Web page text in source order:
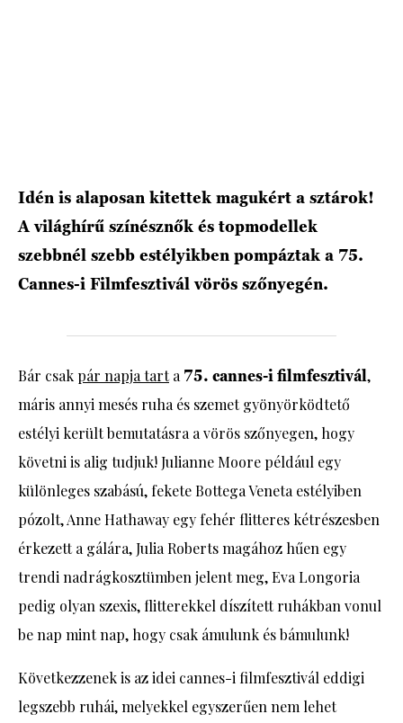
Idén is alaposan kitettek magukért a sztárok!
A világhírű színésznők és topmodellek
szebbnél szebb estélyikben pompáztak a 75.
Cannes-i Filmfesztivál vörös szőnyegén.
Bár csak pár napja tarta 75. cannes-i filmfesztivál,
máris annyi mesés ruha és szemet gyönyörködtető
estélyi került bemutatásra a vörös szőnyegen, hogy
követni is alig tudjuk! Julianne Moore például egy
különleges szabású, fekete Bottega Veneta estélyiben
pózolt, Anne Hathaway egy fehér flitteres kétrészesben
érkezett a gálára, Julia Roberts magához hűen egy
trendi nadrágkosztümben jelent meg, Eva Longoria
pedig olyan szexis, flitterekkel díszített ruhákban vonul
be nap mint nap, hogy csak ámulunk és bámulunk!
Következzenek is az idei cannes-i filmfesztivál eddigi
legszebb ruhái, melyekkel egyszerűen nem lehet